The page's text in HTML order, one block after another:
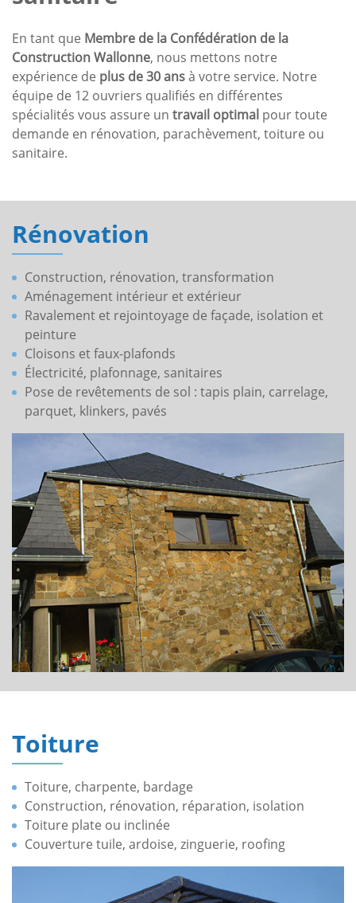
En tant que Membre de la Confédération de la
Construction Wallonne, nous mettons notre
expérience de plus de 30 ansà votre service. Notre
équipe de 12 ouvriers qualifiés en différentes
spécialités vous assure un travail optimal pour toute
demande en rénovation, parachèvement, toiture ou
sanitaire.
Rénovation
Construction, rénovation, transformation
Aménagement intérieur et extérieur
Ravalement et rejointoyage de façade, isolation et
peinture
Cloisons et faux-plafonds
Électricité, plafonnage, sanitaires
Pose de revêtements de sol : tapis plain, carrelage,
parquet, klinkers, pavés
Toiture
Toiture, charpente, bardage
Construction, rénovation, réparation, isolation
Toiture plate ou inclinée
Couverture tuile, ardoise, zinguerie, roofing